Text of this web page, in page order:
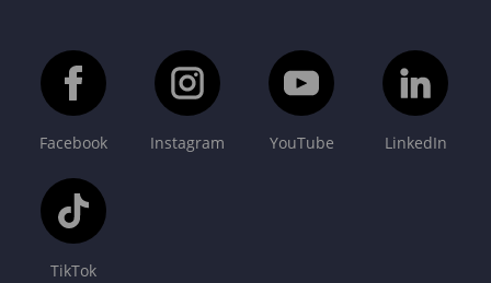
Facebook Instagram YouTube LinkedIn
TikTok